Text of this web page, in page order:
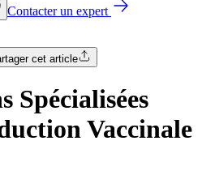
Contacter un expert
cet article
Spécialisées
Vaccinale